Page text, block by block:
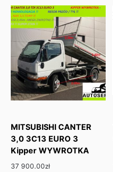
MITSUBISHI CANTER
3,0 3C13 EURO 3
Kipper WYWROTKA
37 900.00zł